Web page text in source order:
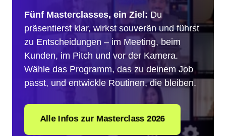
Fünf Masterclasses, ein Ziel: Du
präsentierst klar, wirkst souverän und führst
zu Entscheidungen – im Meeting, beim
Kunden, im Pitch und vor der Kamera.
Wähle das Programm, das zu deinem Job
passt, und entwickle Routinen, die bleiben.
Alle Infos zur Masterclass 2026